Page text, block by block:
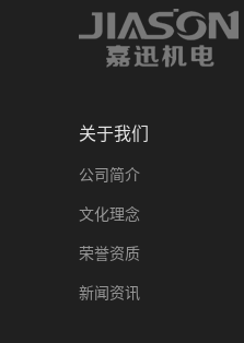
关于我们
公司简介
文化理念
荣誉资质
新闻资讯